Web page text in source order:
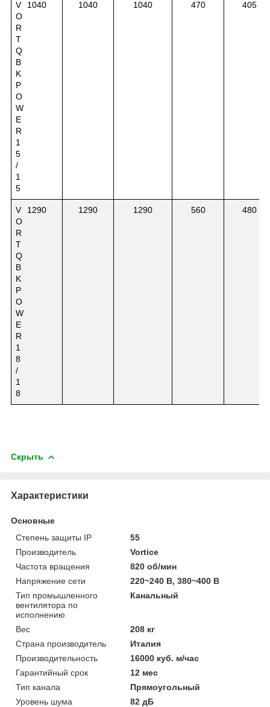
V
O
R
T
Q
B
K
P
O
W
E
R
1
5
/
1
5
1040 1040 1040 470 405
V
O
R
T
Q
B
K
P
O
W
E
R
1
8
/
1
8
1290 1290 1290 560 480
Скрыть
Характеристики
Основные
Степень защиты IP
55
Производитель
Vortice
Частота вращения
820 об/мин
Напряжение сети
220~240 В, 380~400 В
Тип промышленного
вентилятора по
исполнению
Канальный
Вес
208 кг
Страна производитель
Италия
Производительность
16000 куб. м/час
Гарантийный срок
12 мес
Тип канала
Прямоугольный
Уровень шума
82 дБ